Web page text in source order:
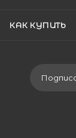
КАК КУПИТЬ